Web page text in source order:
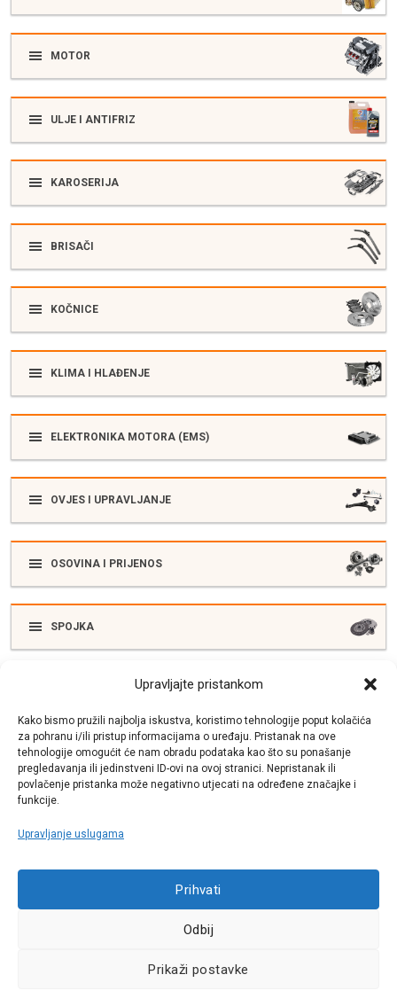
Upravljajte pristankom
Kako bismo pružili najbolja iskustva, koristimo tehnologije poput kolačića
za pohranu i/ili pristup informacijama o uređaju. Pristanak na ove
tehnologije omogućit će nam obradu podataka kao što su ponašanje
pregledavanja ili jedinstveni ID-ovi na ovoj stranici. Nepristanak ili
povlačenje pristanka može negativno utjecati na određene značajke i
funkcije.
Upravljanje uslugama
Prihvati
Odbij
Prikaži postavke
MOTOR
ULJE I ANTIFRIZ
KAROSERIJA
BRISAČI
KOČNICE
KLIMA I HLAĐENJE
ELEKTRONIKA MOTORA (EMS)
OVJES I UPRAVLJANJE
OSOVINA I PRIJENOS
SPOJKA
SUSTAV ISPUŠNIH PLINOVA
+38513030300